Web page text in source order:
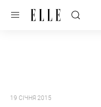
19 СІЧНЯ 2015